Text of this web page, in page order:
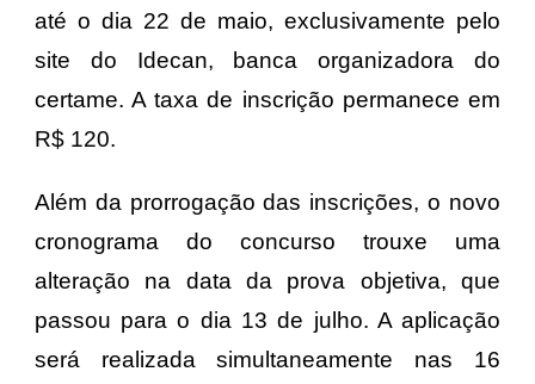
até o dia 22 de maio, exclusivamente pelo
site do Idecan, banca organizadora do
certame. A taxa de inscrição permanece em
R$ 120.
Além da prorrogação das inscrições, o novo
cronograma do concurso trouxe uma
alteração na data da prova objetiva, que
passou para o dia 13 de julho. A aplicação
será realizada simultaneamente nas 16